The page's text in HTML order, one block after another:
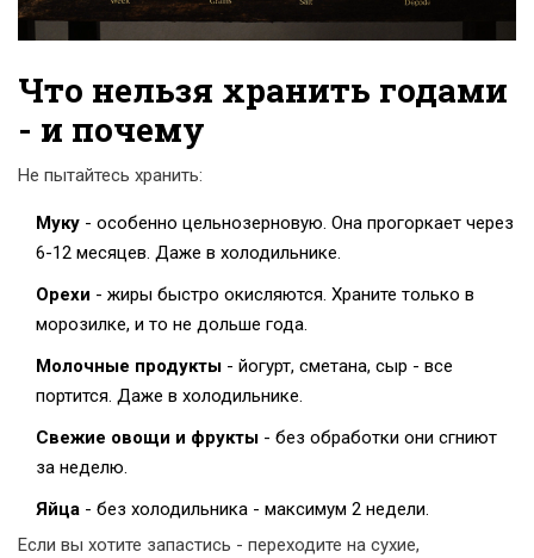
Что нельзя хранить годами
- и почему
Не пытайтесь хранить:
Муку - особенно цельнозерновую. Она прогоркает через
6-12 месяцев. Даже в холодильнике.
Орехи - жиры быстро окисляются. Храните только в
морозилке, и то не дольше года.
Молочные продукты - йогурт, сметана, сыр - все
портится. Даже в холодильнике.
Свежие овощи и фрукты - без обработки они сгниют
за неделю.
Яйца - без холодильника - максимум 2 недели.
Если вы хотите запастись - переходите на сухие,